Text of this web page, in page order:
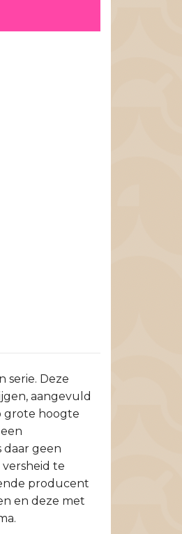
serie. Deze
aangevuld
grote hoogte
daar geen
te
producent
en deze met